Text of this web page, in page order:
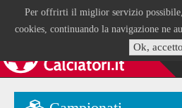
Per offrirti il miglior servizio
cookies, continuando la navigazione ne
Ok, accetto